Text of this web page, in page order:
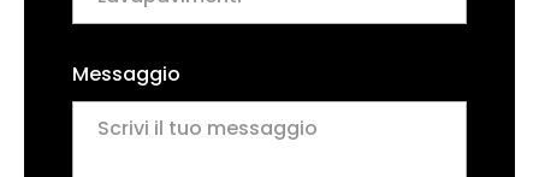
Messaggio